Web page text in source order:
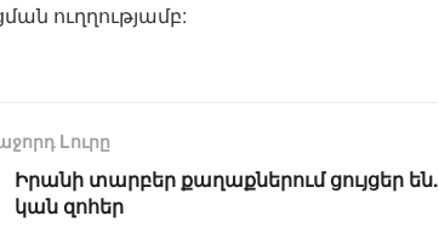
ուղղությամբ:
Lուրը
Իրանի տարբեր քաղաքներում ցույցեր են.
կան զոհեր